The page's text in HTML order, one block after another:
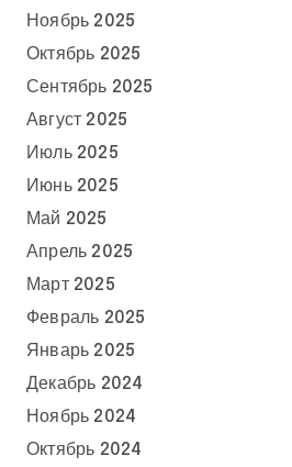
Ноябрь 2025
Октябрь 2025
Сентябрь 2025
Август 2025
Июль 2025
Июнь 2025
Май 2025
Апрель 2025
Март 2025
Февраль 2025
Январь 2025
Декабрь 2024
Ноябрь 2024
Октябрь 2024